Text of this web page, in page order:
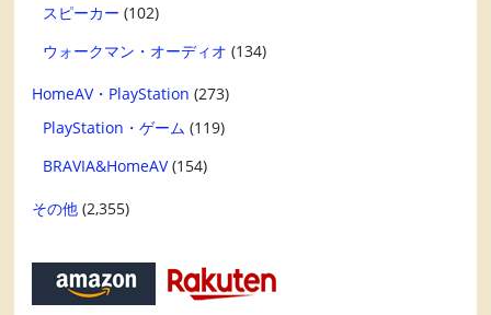
スピーカー (102)
ウォークマン・オーディオ (134)
HomeAV・PlayStation (273)
PlayStation・ゲーム (119)
BRAVIA&HomeAV(154)
その他 (2,355)